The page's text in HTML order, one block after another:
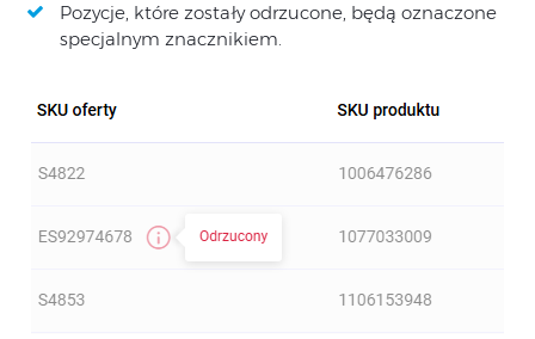
Pozycje, które zostały odrzucone, będą oznaczone
specjalnym znacznikiem.